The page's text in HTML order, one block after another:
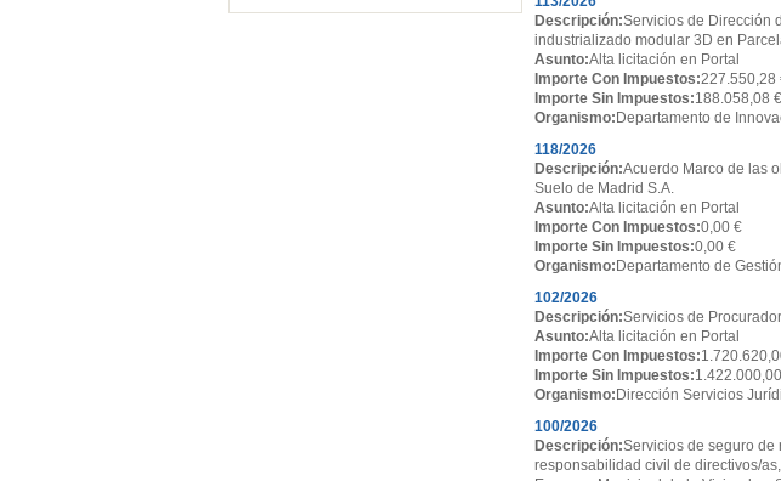
Descripción:Servicios de Dirección
industrializado modular 3D en
Asunto:Alta licitación en Portal
Importe Con Impuestos:227.550,28
Importe Sin Impuestos:188.058,08 €
Organismo: Departamento de
118/2026
Descripción:Acuerdo Marco de las
Suelo de Madrid S.A.
Asunto:Alta licitación en Portal
Importe Con Impuestos:0,00 €
Importe Sin Impuestos:0,00 €
Organismo: Departamento de
102/2026
Descripción:Servicios de
Asunto:Alta licitación en Portal
Importe Con Impuestos:
Importe Sin Impuestos:
Organismo: Dirección Servicios
100/2026
Descripción:Servicios de seguro
responsabilidad civil de directivos/